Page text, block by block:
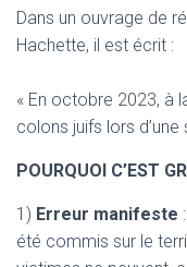
Dans un ouvrage de
Hachette, il est écrit :
« En octobre 2023, à
colons juifs lors
POURQUOI C’EST
1) Erreur manifeste
été commis sur le